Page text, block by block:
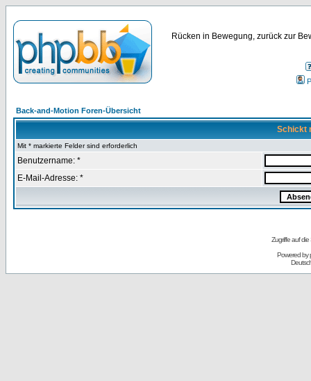
Rücken in Bewegung, zurück zur
Back-and-Motion Foren-Übersicht
Schickt
Mit * markierte Felder sind erforderlich
Benutzername: *
E-Mail-Adresse: *
Zugriffe auf
Powered by